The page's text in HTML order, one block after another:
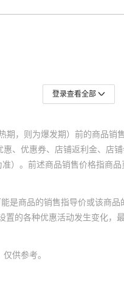
登录查看全部
，则为爆发期）前的商品
、优惠券、店铺返利金、
。前述商品销售价格指商
商品的销售指导价或该商品
的各种优惠活动发生变化，
供参考。